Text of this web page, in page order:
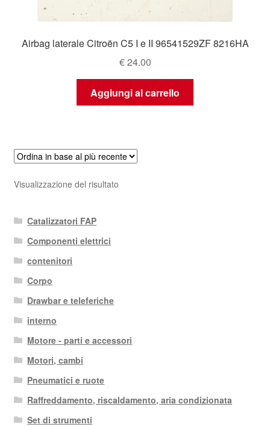
Airbag laterale Citroën C5 I e II 96541529ZF 8216HA
€24.00
Aggiungi al carrello
Visualizzazione del risultato
Catalizzatori FAP
Componenti elettrici
contenitori
Corpo
Drawbar e teleferiche
interno
Motore - parti e accessori
Motori, cambi
Pneumatici e ruote
Raffreddamento, riscaldamento, aria condizionata
Set di strumenti